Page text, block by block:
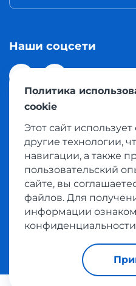
Наши соцсети
© 2026 Meest Shopping
магазинов мира в
Политика
Условия пользования
Политика
cookie
Этот сайт
другие технологии,
навигации, а также
пользовательский
сайте, вы
файлов. Для
информации